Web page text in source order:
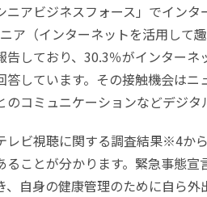
アビジネスフォース」でイン
（インターネットを活用して
しており、30.3％がインター
しています。その接触機会は
コミュニケーションなどデジタ
レビ視聴に関する調査結果※4か
ことが分かります。緊急事態
自身の健康管理のために自ら